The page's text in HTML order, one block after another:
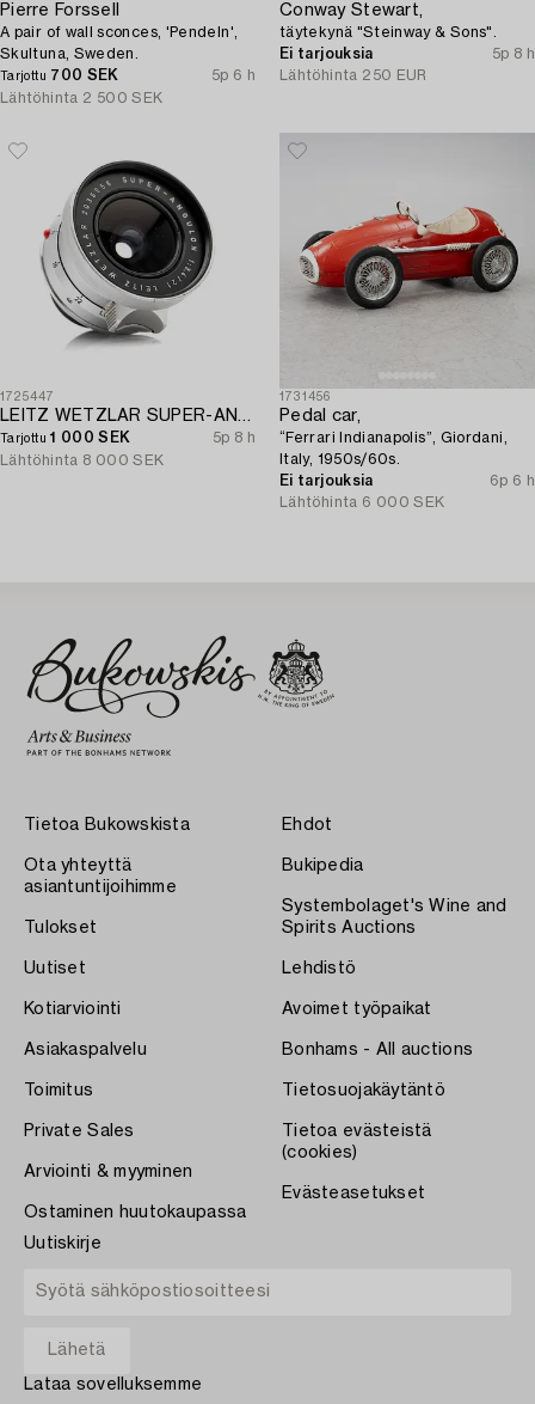
Pierre Forssell
A pair of wall sconces, 'Pendeln',
Skultuna, Sweden.
Tarjottu 700 SEK
5p 6 h
Lähtöhinta 2 500 SEK
Conway Stewart,
täytekynä "Steinway & Sons".
Ei tarjouksia
5p 8 h
Lähtöhinta 250 EUR
1725447
Tarjottu1 000 SEK
5p 8 h
Lähtöhinta 8 000 SEK
1731456
Pedal car,
“Ferrari Indianapolis”, Giordani,
Italy, 1950s/60s.
Ei tarjouksia
6p 6 h
Lähtöhinta 6 000 SEK
Tietoa Bukowskista
Ota yhteyttä
asiantuntijoihimme
Tulokset
Uutiset
Kotiarviointi
Asiakaspalvelu
Toimitus
Private Sales
Arviointi & myyminen
Ostaminen huutokaupassa
Ehdot
Bukipedia
Systembolaget's Wine and
Spirits Auctions
Lehdistö
Avoimet työpaikat
Bonhams - All auctions
Tietosuojakäytäntö
Tietoa evästeistä
(cookies)
Evästeasetukset
Uutiskirje
Lataa sovelluksemme